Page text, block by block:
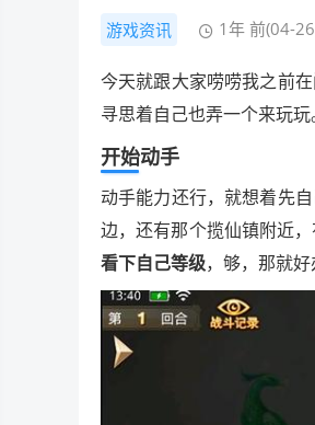
游戏资讯 1年 前(04-
今天就跟大家唠唠我之前
寻思着自己也弄一个来玩玩
开始动手
动手能力还行，就想着先自
边，还有那个揽仙镇附近
看下自己等级，够，那就好